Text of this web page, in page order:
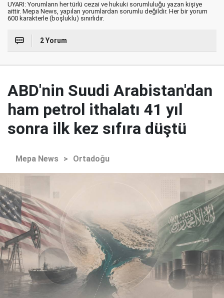
UYARI: Yorumların her türlü cezai ve hukuki sorumluluğu yazan kişiye
aittir. Mepa News, yapılan yorumlardan sorumlu değildir. Her bir yorum
600 karakterle (boşluklu) sınırlıdır.
2 Yorum
ABD'nin Suudi Arabistan'dan
ham petrol ithalatı 41 yıl
sonra ilk kez sıfıra düştü
Mepa News > Ortadoğu